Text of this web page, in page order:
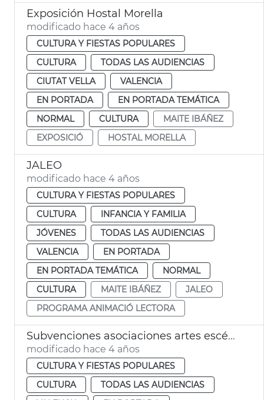
Exposición Hostal Morella
modificado hace 4 años
CULTURA Y FIESTAS POPULARES
CULTURA
TODAS LAS AUDIENCIAS
CIUTAT VELLA
VALENCIA
EN PORTADA
EN PORTADA TEMÁTICA
NORMAL
CULTURA
MAITE IBÁÑEZ
EXPOSICIÓ
HOSTAL MORELLA
JALEO
modificado hace 4 años
CULTURA Y FIESTAS POPULARES
CULTURA
INFANCIA Y FAMILIA
JÓVENES
TODAS LAS AUDIENCIAS
VALENCIA
EN PORTADA
EN PORTADA TEMÁTICA
NORMAL
CULTURA
MAITE IBÁÑEZ
JALEO
PROGRAMA ANIMACIÓ LECTORA
Subvenciones asociaciones artes escénicas y residencias artísticas
modificado hace 4 años
CULTURA Y FIESTAS POPULARES
CULTURA
TODAS LAS AUDIENCIAS